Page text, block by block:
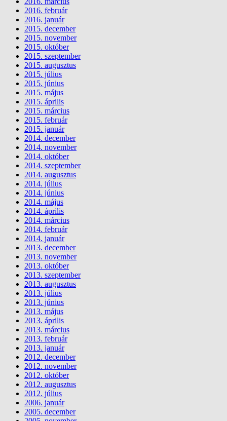
2016. február
2016. január
2015. december
2015. november
2015. október
2015. szeptember
2015. augusztus
2015. július
2015. június
2015. május
2015. április
2015. március
2015. február
2015. január
2014. december
2014. november
2014. október
2014. szeptember
2014. augusztus
2014. július
2014. június
2014. május
2014. április
2014. március
2014. február
2014. január
2013. december
2013. november
2013. október
2013. szeptember
2013. augusztus
2013. július
2013. június
2013. május
2013. április
2013. március
2013. február
2013. január
2012. december
2012. november
2012. október
2012. augusztus
2012. július
2006. január
2005. december